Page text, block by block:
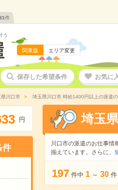
件
う
関東版 エリア変更
保存した希望条件 お気に
県川口市 埼玉県川口市 時給1400円以上の派遣
33 円
件
埼玉
川口市の派遣のお仕事情
揃えています。さらに、
197 件中 1 ～ 30